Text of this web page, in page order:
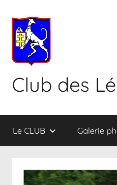
contenu
Club des
Le CLUB Galerie